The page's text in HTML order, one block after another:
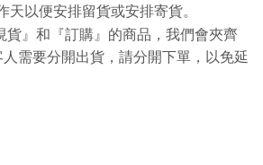
天以便安排留貨或安排寄貨。
貨』和『訂購』的商品，我們會夾齊
需要分開出貨，請分開下單，以免延